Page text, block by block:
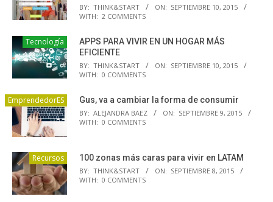
BY: THINK&START ON: SEPTIEMBRE 10, 2015
WITH: 2 COMMENTS
Tecnología
APPS PARA VIVIR EN UN HOGAR MÁS
EFICIENTE
BY: THINK&START ON: SEPTIEMBRE 10, 2015
WITH: 0 COMMENTS
EmprendedorES Gus, va a cambiar la forma de consumir
BY: ALEJANDRA BAEZ ON: SEPTIEMBRE 9, 2015
WITH: 0 COMMENTS
Recursos 100 zonas más caras para vivir en LATAM
BY: THINK&START ON: SEPTIEMBRE 8, 2015
WITH: 0 COMMENTS